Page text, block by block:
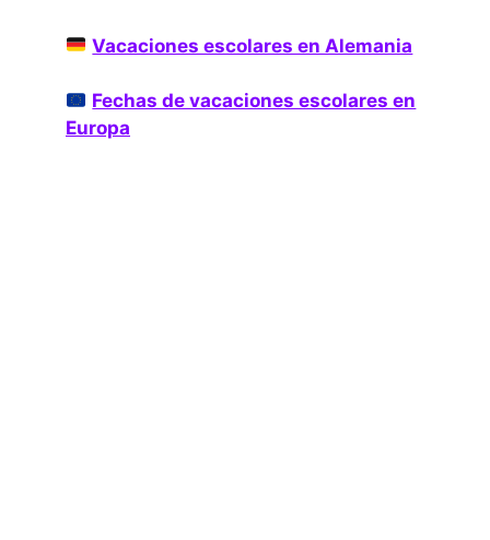
Vacaciones escolares en Alemania
Fechas de vacaciones escolares en
Europa